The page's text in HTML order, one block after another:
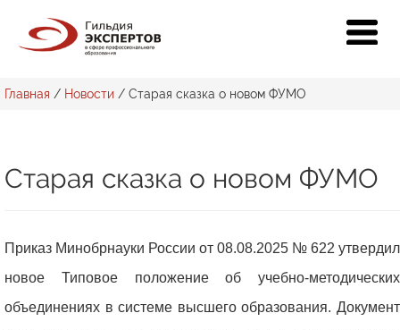
Главная / Новости / Старая сказка о новом ФУМО
Старая сказка о новом ФУМО
Приказ Минобрнауки России от 08.08.2025 № 622 утвердил
новое Типовое положение об учебно-методических
объединениях в системе высшего образования. Документ